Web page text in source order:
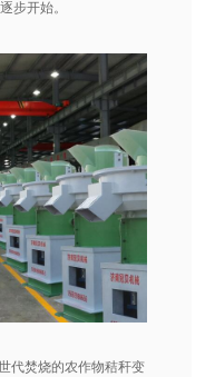
步开始。
代焚烧的农作物秸秆变